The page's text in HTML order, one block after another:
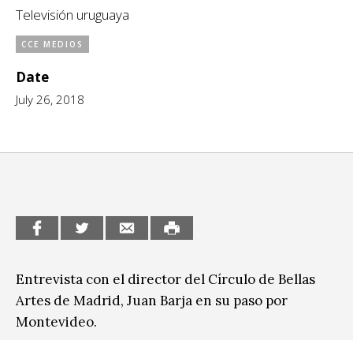
CCE en el interior/libros
Espacio itinerante de lectura infantil
Género y Diversidad
Letras
Música
Televisión uruguaya
CCE MEDIOS
Date
July 26, 2018
Entrevista con el director del Círculo de Bellas
Artes de Madrid, Juan Barja en su paso por
Montevideo.